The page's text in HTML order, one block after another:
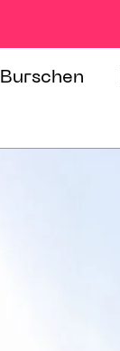
Burschen